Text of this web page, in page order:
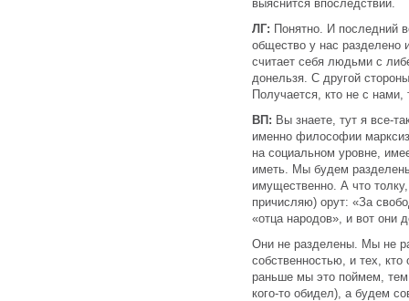
выяснится впоследствии.
ЛГ: Понятно. И последний
общество у нас разделено
считает себя людьми с
донельзя. С другой
Получается, кто не с нами,
ВП: Вы знаете, тут я все-
именно философии
на социальном уровне,
иметь. Мы будем
имущественно. А что
причисляю) орут: «За
«отца народов», и вот они
Они не разделены. Мы не
собственностью, и тех,
раньше мы это поймем, тем
кого-то обидел), а будем